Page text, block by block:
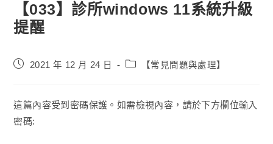
【033】診所windows 11系統升級
提醒
2021 年 12 月 24 日 【常見問題與處理】
這篇內容受到密碼保護。如需檢視內容，請於下方欄位輸入
密碼: